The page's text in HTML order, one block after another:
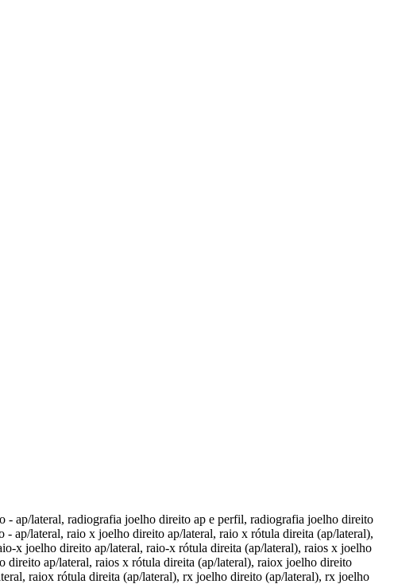
ap/lateral, radiografia joelho direito ap e perfil, radiografia joelho direito
ap/lateral, raio x joelho direito ap/lateral, raio x rótula direita (ap/lateral),
x joelho direito ap/lateral, raio-x rótula direita (ap/lateral), raios x joelho
ap/lateral, raios x rótula direita (ap/lateral), raiox joelho direito
raiox rótula direita (ap/lateral), rx joelho direito (ap/lateral), rx joelho